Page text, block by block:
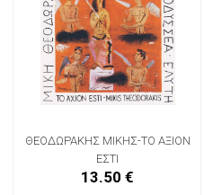
ΘΕΟΔΩΡΑΚΗΣ ΜΙΚΗΣ-ΤΟ ΑΞΙΟΝ
ΕΣΤΙ
13.50 €